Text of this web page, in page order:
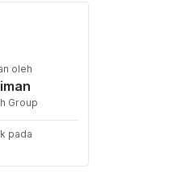
oleh
Group
pada